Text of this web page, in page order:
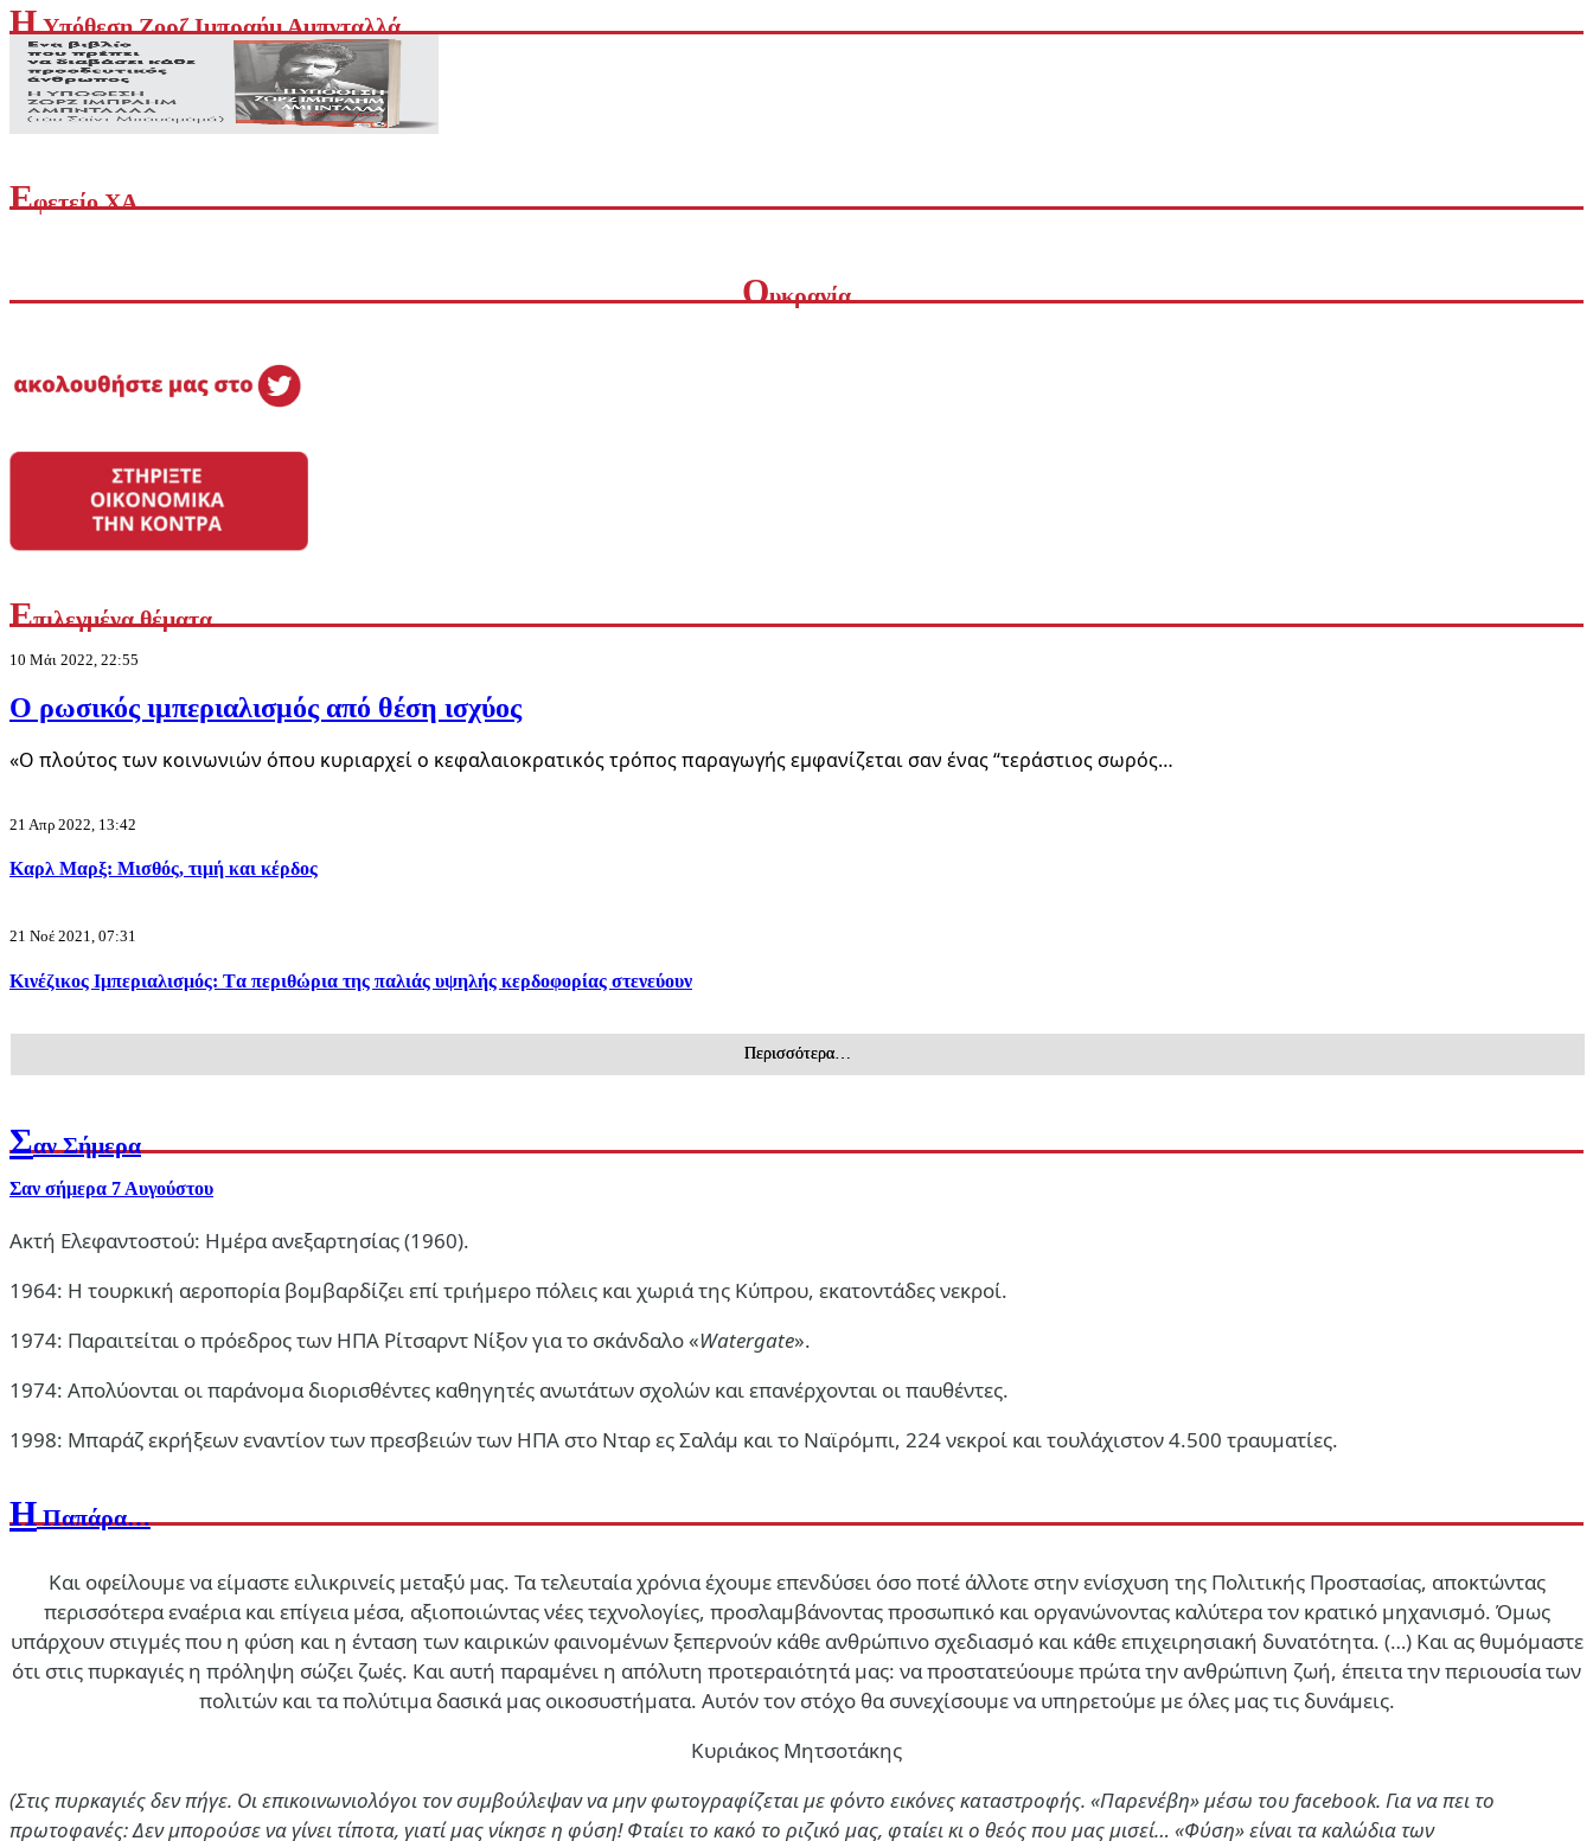
Οχτώ υπουργοί Εξωτερικών αραβικών και ισλαμικών χωρών κατά της σιωνιστικής οντότητας
7 Αυγ 2026, 12:19
Γερμανικό δικαστήριο έκρινε ότι η σύγκριση του Ισραήλ με το ναζιστικό καθεστώς προστατεύεται από την ελευθερία στην έκφραση
7 Αυγ 2026, 11:13
Πολιτισμός
Zajdi Ζajidi: Γιατί ένα ωραίο μελαγχολικό τραγούδι ενόχλησε τα φασιστοεθνίκια;
Διεθνή
Βάρβαρα βασανιστήρια: Ο Δρ. Χουσάμ Αμπού Σαφίγια υπέστη κατάγματα στα πλευρά ενώ βρίσκεται υπό ισραηλινή κράτηση
7 Αυγ 2026, 05:29
Καταστολή
Θέουτα: όταν η αποικιοκρατία βαφτίζεται «προστασία των συνόρων»
ΗYπόθεση Ζορζ Ιμπραήμ Αμπνταλλά
Εφετείο ΧΑ
Ουκρανία
Επιλεγμένα θέματα
10 Μάι 2022, 22:55
Ο ρωσικός ιμπεριαλισμός από θέση ισχύος
«Ο πλούτος των κοινωνιών όπου κυριαρχεί ο κεφαλαιοκρατικός τρόπος παραγωγής εμφανίζεται σαν ένας “τεράστιος σωρός…
21 Απρ 2022, 13:42
Καρλ Μαρξ: Μισθός, τιμή και κέρδος
21 Νοέ 2021, 07:31
Κινέζικος Ιμπεριαλισμός: Tα περιθώρια της παλιάς υψηλής κερδοφορίας στενεύουν
Περισσότερα…
Σαν Σήμερα
Σαν σήμερα 7 Αυγούστου
Ακτή Ελεφαντοστού: Ημέρα ανεξαρτησίας (1960).
1964: Η τουρκική αεροπορία βομβαρδίζει επί τριήμερο πόλεις και χωριά της Κύπρου, εκατοντάδες νεκροί.
1974: Παραιτείται ο πρόεδρος των ΗΠΑ Ρίτσαρντ Νίξον για το σκάνδαλο «Watergate».
1974: Απολύονται οι παράνομα διορισθέντες καθηγητές ανωτάτων σχολών και επανέρχονται οι παυθέντες.
1998: Μπαράζ εκρήξεων εναντίον των πρεσβειών των ΗΠΑ στο Νταρ ες Σαλάμ και το Ναϊρόμπι, 224 νεκροί και τουλάχιστον 4.500 τραυματίες.
ΗΠαπάρα…
Και οφείλουμε να είμαστε ειλικρινείς μεταξύ μας. Τα τελευταία χρόνια έχουμε επενδύσει όσο ποτέ άλλοτε στην ενίσχυση της Πολιτικής Προστασίας, αποκτώντας
περισσότερα εναέρια και επίγεια μέσα, αξιοποιώντας νέες τεχνολογίες, προσλαμβάνοντας προσωπικό και οργανώνοντας καλύτερα τον κρατικό μηχανισμό. Όμως
υπάρχουν στιγμές που η φύση και η ένταση των καιρικών φαινομένων ξεπερνούν κάθε ανθρώπινο σχεδιασμό και κάθε επιχειρησιακή δυνατότητα. (…) Και ας θυμόμαστε
ότι στις πυρκαγιές η πρόληψη σώζει ζωές. Και αυτή παραμένει η απόλυτη προτεραιότητά μας: να προστατεύουμε πρώτα την ανθρώπινη ζωή, έπειτα την περιουσία των
πολιτών και τα πολύτιμα δασικά μας οικοσυστήματα. Αυτόν τον στόχο θα συνεχίσουμε να υπηρετούμε με όλες μας τις δυνάμεις.
Κυριάκος Μητσοτάκης
(Στις πυρκαγιές δεν πήγε. Οι επικοινωνιολόγοι τον συμβούλεψαν να μην φωτογραφίζεται με φόντο εικόνες καταστροφής. «Παρενέβη» μέσω του facebook. Για να πει το
πρωτοφανές: Δεν μπορούσε να γίνει τίποτα, γιατί μας νίκησε η φύση! Φταίει το κακό το ριζικό μας, φταίει κι ο θεός που μας μισεί… «Φύση» είναι τα καλώδια των